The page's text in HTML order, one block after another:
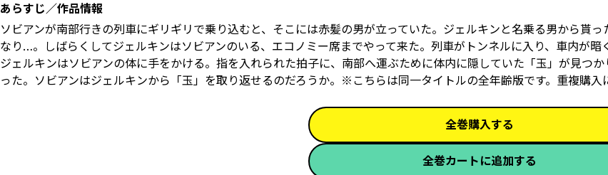
あらすじ／作品情報
ソビアンが南部行きの列車にギリギリで乗り込むと、そこには赤髪の男が立っていた。ジェルキンと名乗る男から貰っ
なり…。しばらくしてジェルキンはソビアンのいる、エコノミー席までやって来た。列車がトンネルに入り、車内が暗
ジェルキンはソビアンの体に手をかける。指を入れられた拍子に、南部へ運ぶために体内に隠していた「玉」が見つか
った。ソビアンはジェルキンから「玉」を取り返せるのだろうか。※こちらは同一タイトルの全年齢版です。重複購入
全巻購入する
全巻カートに追加する